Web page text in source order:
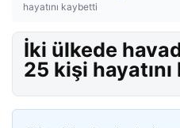
hayatını kaybetti
İki ülkede
25 kişi